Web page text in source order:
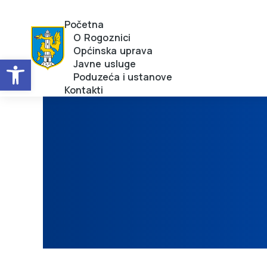
Open toolbar
Početna
O Rogoznici
Općinska uprava
Javne usluge
Poduzeća i ustanove
Kontakti